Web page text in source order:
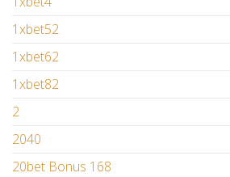
1xbet52
1xbet62
1xbet82
2
2040
20bet Bonus 168